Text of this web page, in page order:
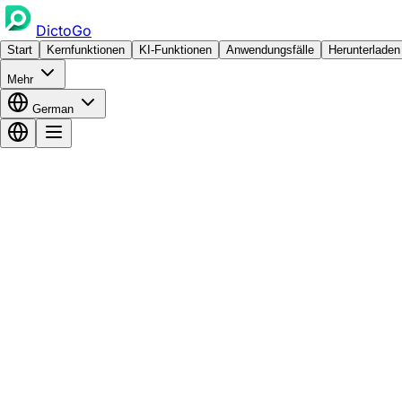
DictoGo
Start Kernfunktionen KI-Funktionen Anwendungsfälle Herunterladen
Mehr
German